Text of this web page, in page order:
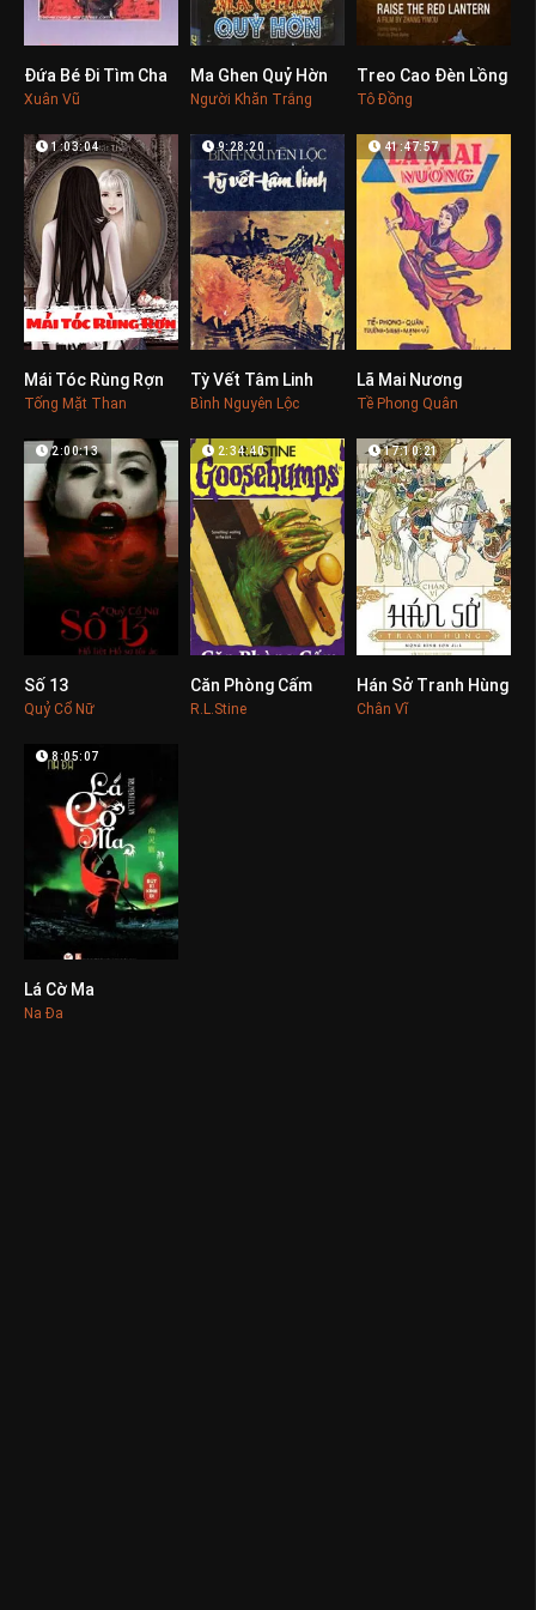
0
Đứa Bé Đi Tìm Cha
Xuân Vũ
0
Ma Ghen Quỷ Hờn
Người Khăn Trắng
0
Treo Cao Đèn Lồng
Tô Đồng
0
1:03:04
Mái Tóc Rùng Rợn
Tống Mặt Than
9:28:20
Tỳ Vết Tâm Linh
Bình Nguyên Lộc
41:47:57
Lã Mai Nương
Tề Phong Quân
2:00:13
Số 13
Quỷ Cổ Nữ
2:34:40
Căn Phòng Cấm
R.L.Stine
0
17:10:21
Hán Sở Tranh Hùng
Chân Vĩ
8:05:07
Lá Cờ Ma
Na Đa